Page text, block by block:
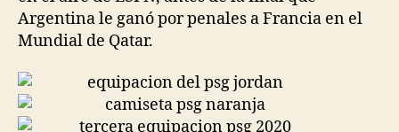
Argentina le ganó por penales a Francia en el
Mundial de Qatar.